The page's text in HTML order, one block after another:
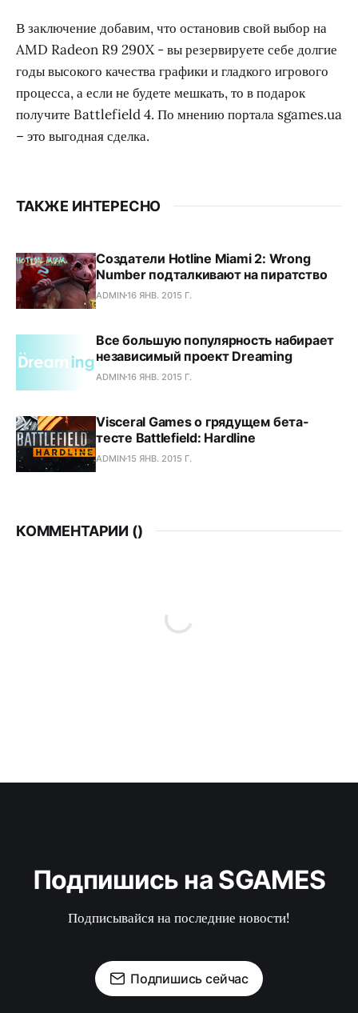
В заключение добавим, что остановив свой выбор на
AMD Radeon R9 290X - вы резервируете себе долгие
годы высокого качества графики и гладкого игрового
процесса, а если не будете мешкать, то в подарок
получите Battlefield 4. По мнению портала sgames.ua
– это выгодная сделка.
ТАКЖЕ ИНТЕРЕСНО
Создатели Hotline Miami 2: Wrong
Number подталкивают на пиратство
ADMIN16 ЯНВ. 2015 Г.
Все большую популярность набирает
независимый проект Dreaming
ADMIN16 ЯНВ. 2015 Г.
Visceral Games о грядущем бета-
тесте Battlefield: Hardline
ADMIN15 ЯНВ. 2015 Г.
КОММЕНТАРИИ ()
Подпишись на SGAMES
Подписывайся на последние новости!
Подпишись сейчас